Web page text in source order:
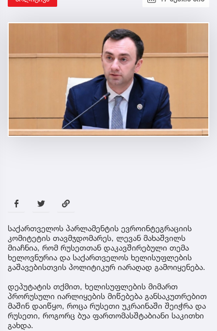
საქართველოს პარლამენტის ევროინტეგრაციის
კომიტეტის თავმჯდომარეს, ლევან მახაშვილს
მიაჩნია, რომ რუსეთთან დაკავშირებული თემა
ხელოვნურია და საქართველოს ხელისუფლების
გაშავებისთვის პოლიტიკურ იარაღად გამოიყენება.
დეპუტატის თქმით, ხელისუფლების მიმართ
პრორუსული იარლიყების მიწებება განსაკუთრებით
მაშინ დაიწყო, როცა რუსეთი უკრაინაში შეიჭრა და
რუსეთი, როგორც ბუა ფართომასშტაბიანი საკითხი
გახდა.